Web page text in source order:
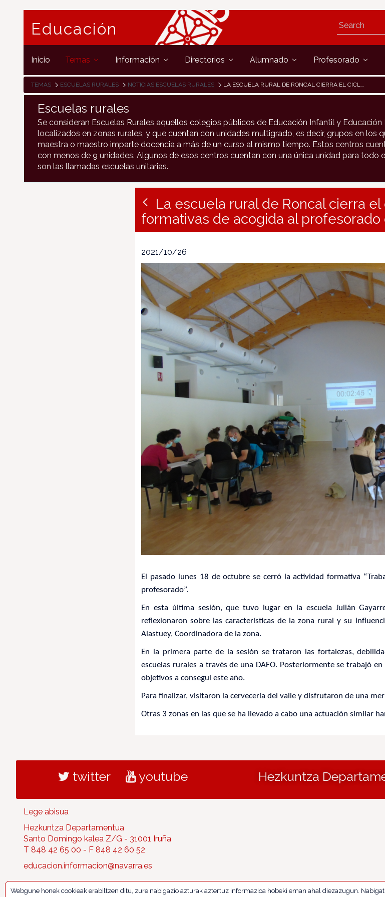
Educación
Inicio Temas Información Directorios Alumnado Profesorado
TEMAS ESCUELAS RURALES NOTICIAS ESCUELAS RURALES LA ESCUELA RURAL DE RONCAL CIERRA EL CICLO DE SESIONES FORMATIVAS DE ACOGIDA AL PROFESORADO DE ESCUELAS RURALES
Escuelas rurales
Se consideran Escuelas Rurales aquellos colegios públicos de Educación Infantil y Educación
localizados en zonas rurales, y que cuentan con unidades multigrado, es decir, grupos en los
maestra o maestro imparte docencia a más de un curso al mismo tiempo. Estos centros
con menos de 9 unidades. Algunos de esos centros cuentan con una única unidad para todo
son las llamadas escuelas unitarias.
La escuela rural de Roncal cierra
formativas de acogida al profesorado
2021/10/26
El pasado lunes 18 de octubre se cerró la actividad formativa
profesorado”.
En esta última sesión, que tuvo lugar en la escuela Julián
reflexionaron sobre las características de la zona rural y su
Alastuey, Coordinadora de la zona.
En la primera parte de la sesión se trataron las fortalezas,
escuelas rurales a través de una DAFO. Posteriormente se trabajó
objetivos a consegui este año.
Para finalizar, visitaron la cervecería del valle y disfrutaron de una
Otras 3 zonas en las que se ha llevado a cabo una actuación similar
twitter youtube Hezkuntza
Lege abisua
Hezkuntza Departamentua
Santo Domingo kalea Z/G - 31001 Iruña
T 848 42 65 00 - F 848 42 60 52
educacion.informacion@navarra.es
Webgune honek cookieak erabiltzen ditu, zure nabigazio azturak aztertuz informazioa hobeki eman ahal diezazugun.